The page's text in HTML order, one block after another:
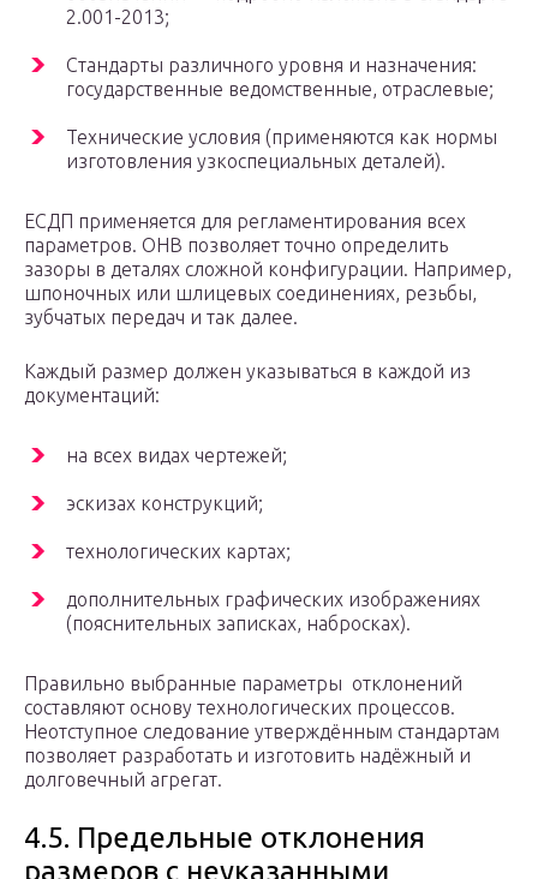
2.001-2013;
Стандарты различного уровня и назначения:
государственные ведомственные, отраслевые;
Технические условия (применяются как нормы
изготовления узкоспециальных деталей).
ЕСДП применяется для регламентирования всех
параметров. ОНВ позволяет точно определить
зазоры в деталях сложной конфигурации. Например,
шпоночных или шлицевых соединениях, резьбы,
зубчатых передач и так далее.
Каждый размер должен указываться в каждой из
документаций:
на всех видах чертежей;
эскизах конструкций;
технологических картах;
дополнительных графических изображениях
(пояснительных записках, набросках).
Правильно выбранные параметры отклонений
составляют основу технологических процессов.
Неотступное следование утверждённым стандартам
позволяет разработать и изготовить надёжный и
долговечный агрегат.
4.5. Предельные отклонения
размеров с неуказанными